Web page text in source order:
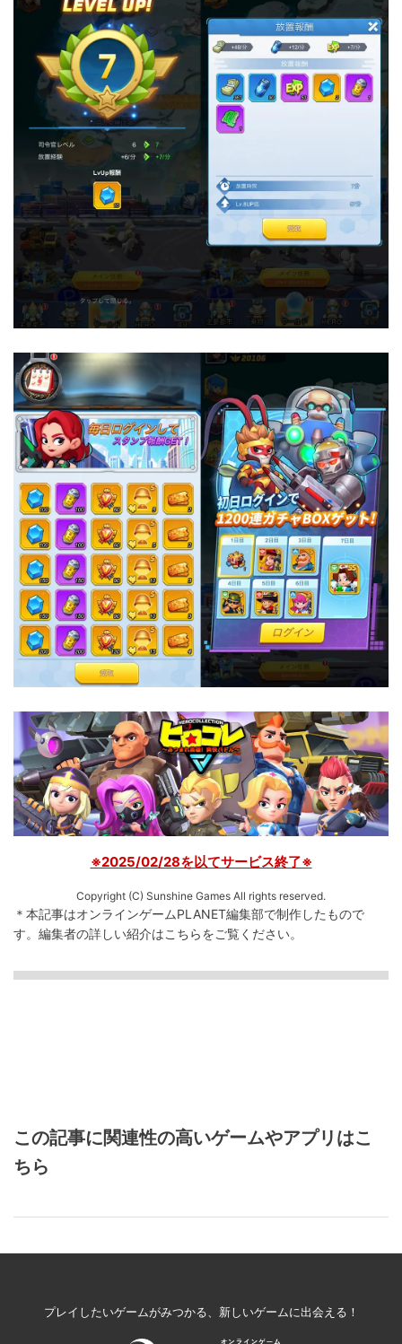
※2025/02/28を以てサービス終了※
Copyright (C) Sunshine Games All rights reserved.
＊本記事はオンラインゲームPLANET編集部で制作したもので
す。 編集者の詳しい紹介はこちらをご覧ください。
この記事に関連性の高いゲームやアプリはこ
ちら
プレイしたいゲームがみつかる、新しいゲームに出会える！